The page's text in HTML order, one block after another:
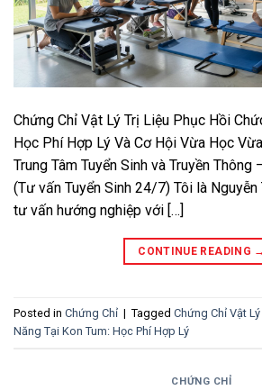
Chứng Chỉ Vật Lý Trị Liệu Phục Hồi
Học Phí Hợp Lý Và Cơ Hội Vừa Học
Trung Tâm Tuyển Sinh và Truyền
(Tư vấn Tuyển Sinh 24/7) Tôi là
tư vấn hướng nghiệp với […]
CONTINUE READING →
Posted in Chứng Chỉ | Tagged Chứng Chỉ Vật
Năng Tại Kon Tum: Học Phí Hợp Lý
CHỨNG CHỈ